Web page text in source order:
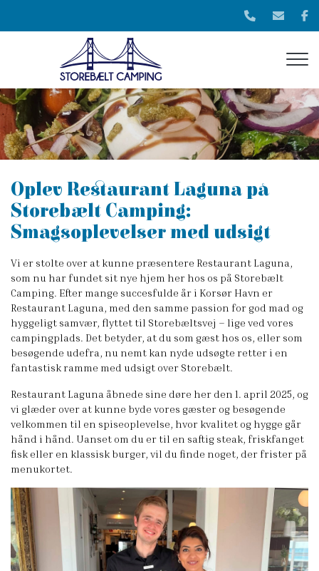
Oplev Restaurant Laguna på
Storebælt Camping:
Smagsoplevelser med udsigt
Vi er stolte over at kunne præsentere Restaurant Laguna,
som nu har fundet sit nye hjem her hos os på Storebælt
Camping. Efter mange succesfulde år i Korsør Havn er
Restaurant Laguna, med den samme passion for god mad og
hyggeligt samvær, flyttet til Storebæltsvej – lige ved vores
campingplads. Det betyder, at du som gæst hos os, eller som
besøgende udefra, nu nemt kan nyde udsøgte retter i en
fantastisk ramme med udsigt over Storebælt.
Restaurant Laguna åbnede sine døre her den 1. april 2025, og
vi glæder over at kunne byde vores gæster og besøgende
velkommen til en spiseoplevelse, hvor kvalitet og hygge går
hånd i hånd. Uanset om du er til en saftig steak, friskfanget
fisk eller en klassisk burger, vil du finde noget, der frister på
menukortet.